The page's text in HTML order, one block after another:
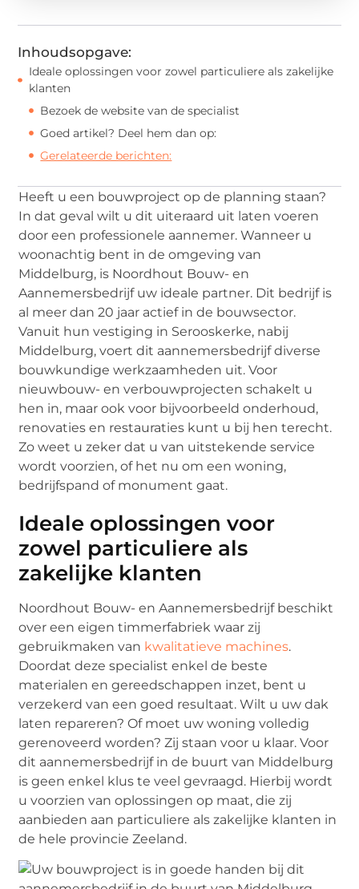
Inhoudsopgave:
Ideale oplossingen voor zowel particuliere als zakelijke
klanten
Bezoek de website van de specialist
Goed artikel? Deel hem dan op:
Gerelateerde berichten:
Heeft u een bouwproject op de planning staan?
In dat geval wilt u dit uiteraard uit laten voeren
door een professionele aannemer. Wanneer u
woonachtig bent in de omgeving van
Middelburg, is Noordhout Bouw- en
Aannemersbedrijf uw ideale partner. Dit bedrijf is
al meer dan 20 jaar actief in de bouwsector.
Vanuit hun vestiging in Serooskerke, nabij
Middelburg, voert dit aannemersbedrijf diverse
bouwkundige werkzaamheden uit. Voor
nieuwbouw- en verbouwprojecten schakelt u
hen in, maar ook voor bijvoorbeeld onderhoud,
renovaties en restauraties kunt u bij hen terecht.
Zo weet u zeker dat u van uitstekende service
wordt voorzien, of het nu om een woning,
bedrijfspand of monument gaat.
Ideale oplossingen voor
zowel particuliere als
zakelijke klanten
Noordhout Bouw- en Aannemersbedrijf beschikt
over een eigen timmerfabriek waar zij
gebruikmaken van kwalitatieve machines.
Doordat deze specialist enkel de beste
materialen en gereedschappen inzet, bent u
verzekerd van een goed resultaat. Wilt u uw dak
laten repareren? Of moet uw woning volledig
gerenoveerd worden? Zij staan voor u klaar. Voor
dit aannemersbedrijf in de buurt van Middelburg
is geen enkel klus te veel gevraagd. Hierbij wordt
u voorzien van oplossingen op maat, die zij
aanbieden aan particuliere als zakelijke klanten in
de hele provincie Zeeland.